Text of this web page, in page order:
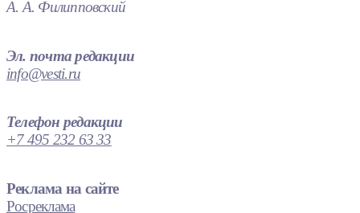
А. А. Филипповский
Эл. почта редакции
info@vesti.ru
Телефон редакции
+7 495 232 63 33
Реклама на сайте
Росреклама